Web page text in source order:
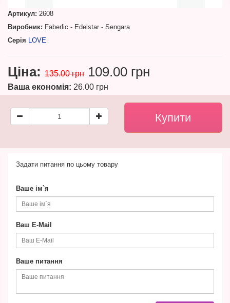
Артикул: 2608
Виробник: Faberlic - Edelstar - Sengara
Серія LOVE
Ціна: 135.00 грн 109.00 грн
Ваша економія: 26.00 грн
Задати питання по цьому товару
Ваше ім`я
Ваш E-Mail
Ваше питання